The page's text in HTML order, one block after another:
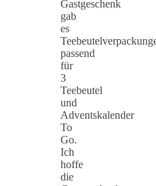
Gastgeschenk
gab
es
passend
für
3
Teebeutel
und
Adventskalender
To
Go.
Ich
hoffe
die